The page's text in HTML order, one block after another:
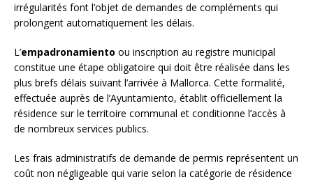
irrégularités font l’objet de demandes de compléments qui
prolongent automatiquement les délais.
L’empadronamiento ou inscription au registre municipal
constitue une étape obligatoire qui doit être réalisée dans les
plus brefs délais suivant l’arrivée à Mallorca. Cette formalité,
effectuée auprès de l’Ayuntamiento, établit officiellement la
résidence sur le territoire communal et conditionne l’accès à
de nombreux services publics.
Les frais administratifs de demande de permis représentent un
coût non négligeable qui varie selon la catégorie de résidence